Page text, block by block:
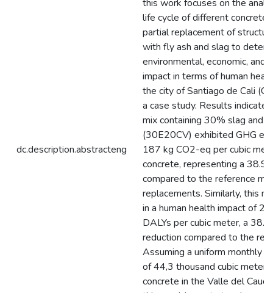
dc.description.abstracteng
this work focuses on the
life cycle of different concrete
partial replacement of
with fly ash and slag to
environmental, economic, and
impact in terms of human
the city of Santiago de Cali
a case study. Results indicate
mix containing 30% slag and
(30E20CV) exhibited GHG
187 kg CO2-eq per cubic
concrete, representing a
compared to the reference
replacements. Similarly, this
in a human health impact of
DALYs per cubic meter, a
reduction compared to the
Assuming a uniform monthly
of 44,3 thousand cubic
concrete in the Valle del